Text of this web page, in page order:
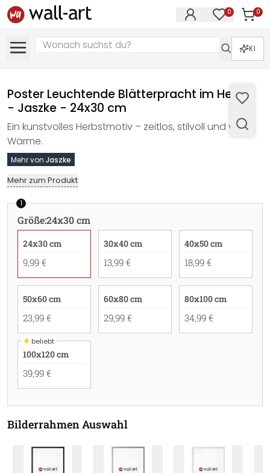
0 0
KI
Poster Leuchtende Blätterpracht im Herbst
- Jaszke - 24x30 cm
Ein kunstvolles Herbstmotiv – zeitlos, stilvoll und voller
Wärme.
Mehr von Jaszke
Mehr zum Produkt
1
Größe:24x30 cm
24x30 cm
9,99 €
30x40 cm
13,99 €
40x50 cm
18,99 €
50x60 cm
23,99 €
60x80 cm
29,99 €
80x100 cm
34,99 €
★beliebt
100x120 cm
39,99 €
Bilderrahmen Auswahl